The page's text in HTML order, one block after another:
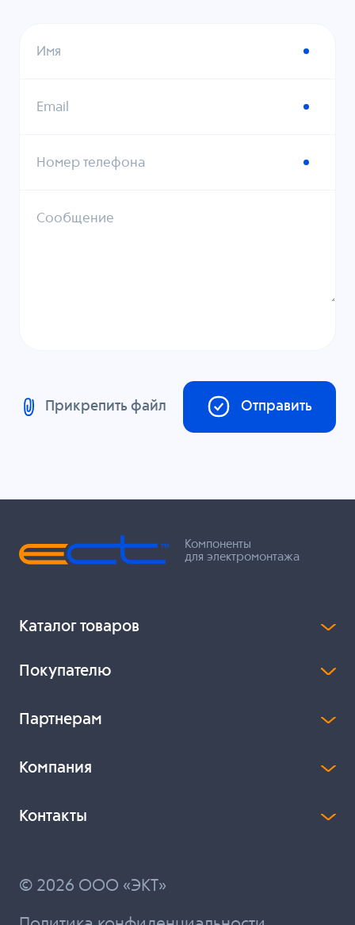
Имя
Email
Номер телефона
Сообщение
Прикрепить файл Отправить
Компоненты
для электромонтажа
Каталог товаров
Покупателю
Партнерам
Компания
Контакты
© 2026 ООО «ЭКТ»